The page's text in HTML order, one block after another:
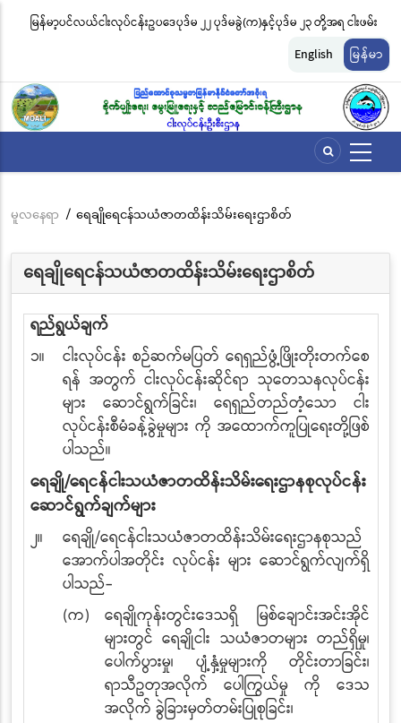
အဓိက
အကြောင်းအရာ
မည်
မြန်မာ့ပင်လယ်ငါးလုပ်ငန်းဥပဒေပုဒ်မ ၂၂ ပုဒ်မခွဲ(က)နှင့်ပုဒ်မ ၂၃ တို့အရ ငါးဖမ်း
ကိရိယာအမျိုးအစားအလိုက် လိုင်စင်ခနှုန်းထားများကို အောက်ပါအတိုင်း
မ
English မြန်မာ
Breadcrumb
မူလနေရာ / ရေချိုရေငန်သယံဇာတထိန်းသိမ်းရေးဌာစိတ်
ရေချိုရေငန်သယံဇာတထိန်းသိမ်းရေးဌာစိတ်
ရည်ရွယ်ချက်
၁။
ငါးလုပ်ငန်း စဉ်ဆက်မပြတ် ရေရှည်ဖွံ့ဖြိုးတိုးတက်စေ
ရန် အတွက် ငါးလုပ်ငန်းဆိုင်ရာ သုတေသနလုပ်ငန်း
များ ဆောင်ရွက်ခြင်း၊ ရေရှည်တည်တံ့သော ငါး
လုပ်ငန်းစီမံခန့်ခွဲမှုများ ကို အထောက်ကူပြုရေးတို့ဖြစ်
ပါသည်။
ရေချို/ရေငန်ငါးသယံဇာတထိန်းသိမ်းရေးဌာနစုလုပ်ငန်း
ဆောင်ရွက်ချက်များ
၂။
ရေချို/ရေငန်ငါးသယံဇာတထိန်းသိမ်းရေးဌာနစုသည်
အောက်ပါအတိုင်း လုပ်ငန်း များ ဆောင်ရွက်လျက်ရှိ
ပါသည်-
(က)
ရေချိုကုန်းတွင်းဒေသရှိ မြစ်ချောင်းအင်းအိုင်
များတွင် ရေချိုငါး သယံဇာတများ တည်ရှိမှု၊
ပေါက်ပွားမှု၊ ပျံ့နှံ့မှုများကို တိုင်းတာခြင်း၊
ရာသီဥတုအလိုက် ပေါကြွယ်မှု ကို ဒေသ
အလိုက် ခွဲခြားမှတ်တမ်းပြုစုခြင်း၊